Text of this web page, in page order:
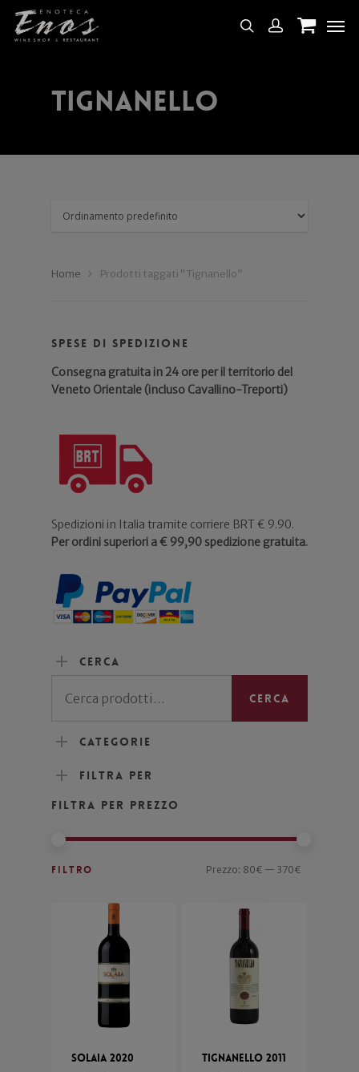
Tignanello
Home Prodotti taggati “Tignanello”
Spese di spedizione
Consegna gratuita in 24 ore per il territorio del
Veneto Orientale (incluso Cavallino-Treporti)
Spedizioni in Italia tramite corriere BRT € 9.90.
Per ordini superiori a € 99,90 spedizione gratuita.
Cerca
Cerca
Categorie
Filtra per
Filtra per prezzo
Filtro Prezzo: 80€ — 370€
Solaia 2020 Tignanello 2011